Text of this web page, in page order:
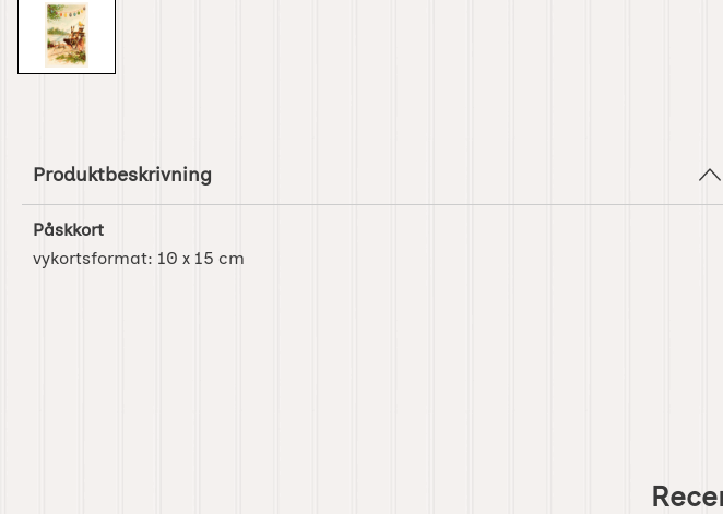
Produktbeskrivning
Påskkort
vykortsformat: 10 x 15 cm